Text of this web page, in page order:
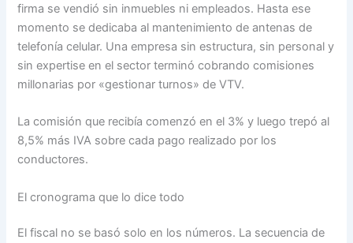
firma se vendió sin inmuebles ni empleados. Hasta ese
momento se dedicaba al mantenimiento de antenas de
telefonía celular. Una empresa sin estructura, sin personal y
sin expertise en el sector terminó cobrando comisiones
millonarias por «gestionar turnos» de VTV.
La comisión que recibía comenzó en el 3% y luego trepó al
8,5% más IVA sobre cada pago realizado por los
conductores.
El cronograma que lo dice todo
El fiscal no se basó solo en los números. La secuencia de